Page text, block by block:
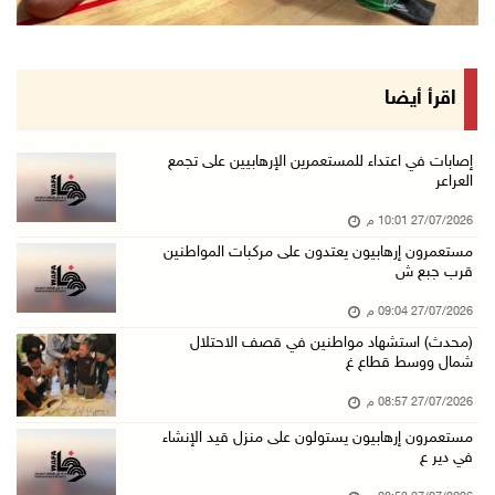
اقرأ أيضا
إصابات في اعتداء للمستعمرين الإرهابيين على تجمع
العراعر
27/07/2026 10:01 م
مستعمرون إرهابيون يعتدون على مركبات المواطنين
قرب جبع ش
27/07/2026 09:04 م
(محدث) استشهاد مواطنين في قصف الاحتلال
شمال ووسط قطاع غ
27/07/2026 08:57 م
مستعمرون إرهابيون يستولون على منزل قيد الإنشاء
في دير ع